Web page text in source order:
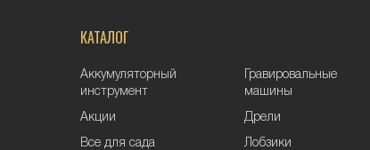
КАТАЛОГ
Аккумуляторный
инструмент
Акции
Все для сада
Гравировальные
машины
Дрели
Лобзики